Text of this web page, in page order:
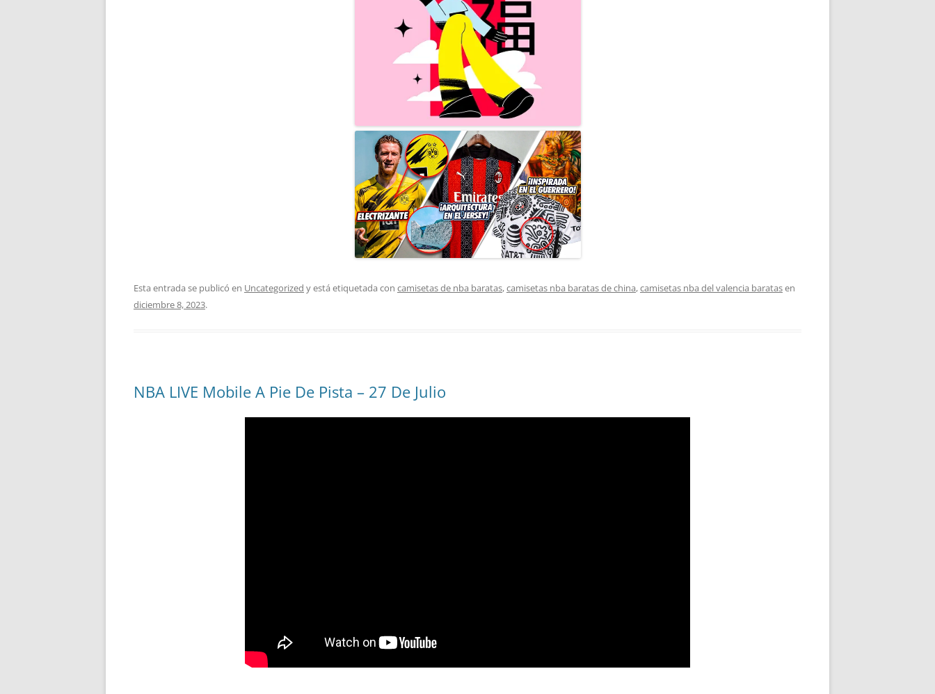
Esta entrada se publicó en Uncategorized y está etiquetada con camisetas de nba baratas,camisetas nba baratas de china,camisetas nba del valencia baratasen
diciembre 8, 2023.
NBA LIVE Mobile A Pie De Pista – 27 De Julio